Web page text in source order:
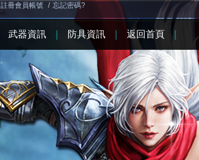
註冊會員帳號 / 忘記密碼?